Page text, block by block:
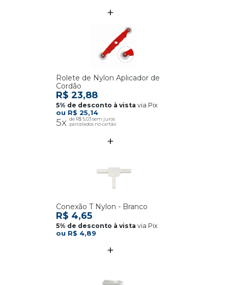
Rolete de Nylon Aplicador de
Cordão
R$ 25,14
5x R$ 5,03
R$ 23,88
via Pix
Conexão T Nylon - Branco
R$ 4,89
R$ 4,65
via Pix